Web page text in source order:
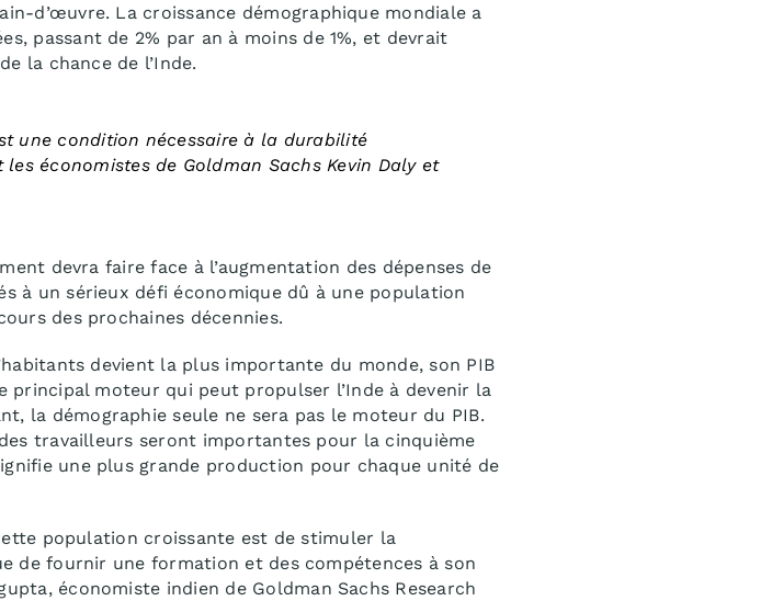
d’œuvre. La croissance démographique mondiale a
passant de 2% par an à moins de 1%, et devrait
la chance de l’Inde.
une condition nécessaire à la durabilité
les économistes de Goldman Sachs Kevin Daly et
devra faire face à l’augmentation des dépenses de
à un sérieux défi économique dû à une population
des prochaines décennies.
devient la plus importante du monde, son PIB
principal moteur qui peut propulser l’Inde à devenir la
la démographie seule ne sera pas le moteur du PIB.
travailleurs seront importantes pour la cinquième
une plus grande production pour chaque unité de
population croissante est de stimuler la
de fournir une formation et des compétences à son
économiste indien de Goldman Sachs Research